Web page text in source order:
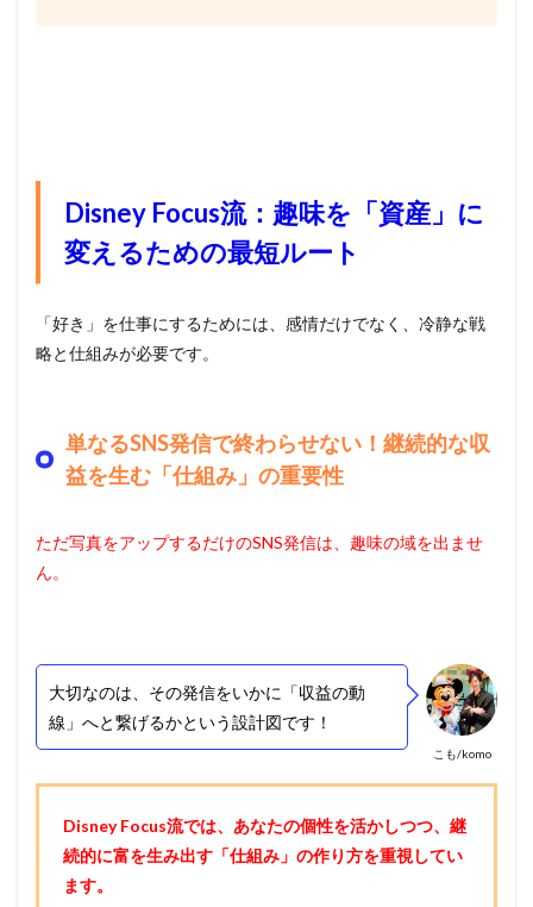
Disney Focus流：趣味を「資産」に
変えるための最短ルート
「好き」を仕事にするためには、感情だけでなく、冷静な戦
略と仕組みが必要です。
単なるSNS発信で終わらせない！継続的な収
益を生む「仕組み」の重要性
ただ写真をアップするだけのSNS発信は、趣味の域を出ませ
ん。
こも/komo
大切なのは、その発信をいかに「収益の動
線」へと繋げるかという設計図です！
Disney Focus流では、あなたの個性を活かしつつ、継
続的に富を生み出す「仕組み」の作り方を重視してい
ます。